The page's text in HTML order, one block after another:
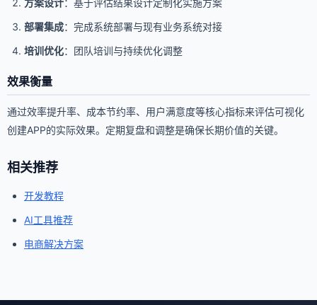
部署集成：完成系统部署与现有业务系统对接
培训优化：团队培训与持续优化调整
效果衡量
通过效率提升率、成本节约率、用户满意度等核心指标来评估可视化
创建APP的实际效果。定期复盘和调整是确保长期价值的关键。
相关推荐
开发教程
AI工具推荐
电商解决方案